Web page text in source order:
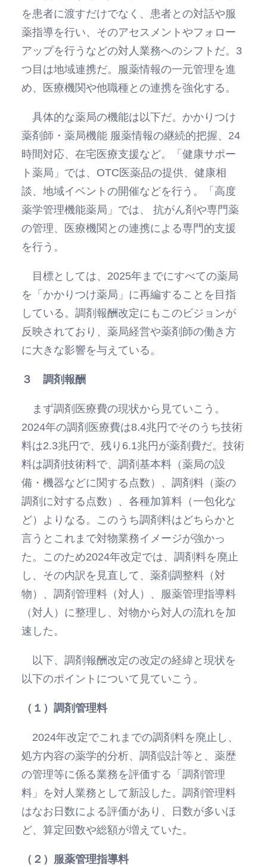
を患者に渡すだけでなく、患者との対話や服
薬指導を行い、そのアセスメントやフォロー
アップを行うなどの対人業務へのシフトだ。3
つ目は地域連携だ。服薬情報の一元管理を進
め、医療機関や他職種との連携を強化する。
具体的な薬局の機能は以下だ。かかりつけ
薬剤師・薬局機能 服薬情報の継続的把握、24
時間対応、在宅医療支援など。「健康サポー
ト薬局」では、OTC医薬品の提供、健康相
談、地域イベントの開催などを行う。「高度
薬学管理機能薬局」では、 抗がん剤や専門薬
の管理、医療機関との連携による専門的支援
を行う。
目標としては、2025年までにすべての薬局
を「かかりつけ薬局」に再編することを目指
している。調剤報酬改定にもこのビジョンが
反映されており、薬局経営や薬剤師の働き方
に大きな影響を与えている。
３ 調剤報酬
まず調剤医療費の現状から見ていこう。
2024年の調剤医療費は8.4兆円でそのうち技術
料は2.3兆円で、残り6.1兆円が薬剤費だ。技術
料は調剤技術料で、調剤基本料（薬局の設
備・機器などに関する点数）、調剤料（薬の
調剤に対する点数）、各種加算料（一包化な
ど）よりなる。このうち調剤料はどちらかと
言うとこれまで対物業務イメージが強かっ
た。このため2024年改定では、調剤料を廃止
し、その内訳を見直して、薬剤調整料（対
物）、調剤管理料（対人）、服薬管理指導料
（対人）に整理し、対物から対人の流れを加
速した。
以下、調剤報酬改定の改定の経緯と現状を
以下のポイントについて見ていこう。
（１）調剤管理料
2024年改定でこれまでの調剤料を廃止し、
処方内容の薬学的分析、調剤設計等と、薬歴
の管理等に係る業務を評価する「調剤管理
料」を対人業務として新設した。調剤管理料
はなお日数による評価があり、日数が多いほ
ど、算定回数や総額が増えていた。
（２）服薬管理指導料